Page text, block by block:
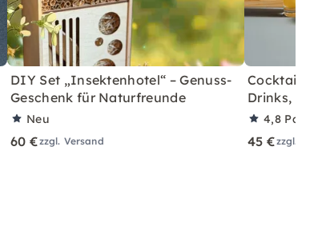
DIY Set „Insektenhotel“ – Genuss-
Geschenk für Naturfreunde
Neu
60 €zzgl. Versand
Cocktail-Box
Drinks, mit/
4,8
45 €zzgl.